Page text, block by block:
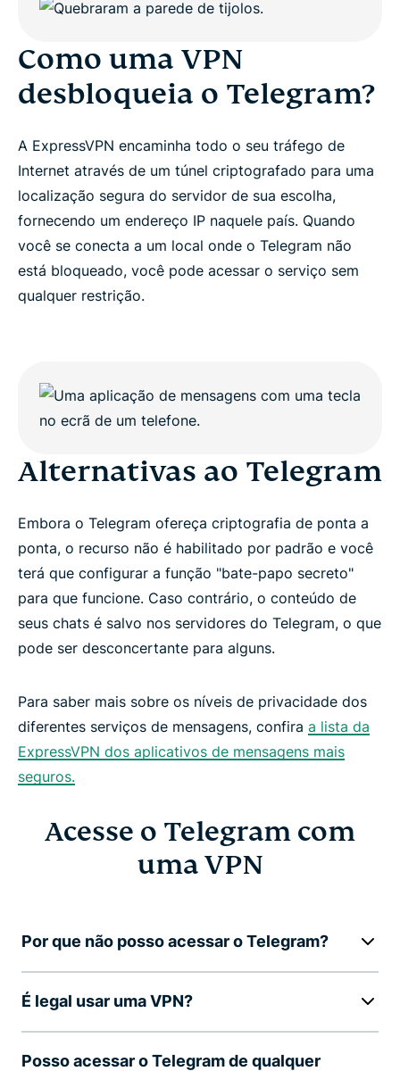
Como uma VPN
desbloqueia o Telegram?
A ExpressVPN encaminha todo o seu tráfego de
Internet através de um túnel criptografado para uma
localização segura do servidor de sua escolha,
fornecendo um endereço IP naquele país. Quando
você se conecta a um local onde o Telegram não
está bloqueado, você pode acessar o serviço sem
qualquer restrição.
Alternativas ao Telegram
Embora o Telegram ofereça criptografia de ponta a
ponta, o recurso não é habilitado por padrão e você
terá que configurar a função "bate-papo secreto"
para que funcione. Caso contrário, o conteúdo de
seus chats é salvo nos servidores do Telegram, o que
pode ser desconcertante para alguns.
Para saber mais sobre os níveis de privacidade dos
diferentes serviços de mensagens, confira a lista da
ExpressVPN dos aplicativos de mensagens mais
seguros.
Acesse o Telegram com
uma VPN
Por que não posso acessar o Telegram?
É legal usar uma VPN?
Posso acessar o Telegram de qualquer